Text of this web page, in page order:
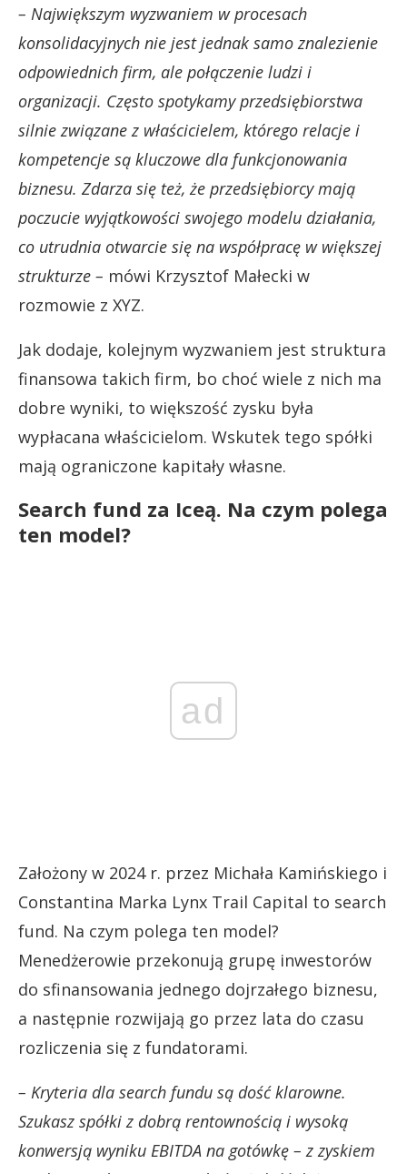
– Największym wyzwaniem w procesach
konsolidacyjnych nie jest jednak samo znalezienie
odpowiednich firm, ale połączenie ludzi i
organizacji. Często spotykamy przedsiębiorstwa
silnie związane z właścicielem, którego relacje i
kompetencje są kluczowe dla funkcjonowania
biznesu. Zdarza się też, że przedsiębiorcy mają
poczucie wyjątkowości swojego modelu działania,
co utrudnia otwarcie się na współpracę w większej
strukturze – mówi Krzysztof Małecki w
rozmowie z XYZ.
Jak dodaje, kolejnym wyzwaniem jest struktura
finansowa takich firm, bo choć wiele z nich ma
dobre wyniki, to większość zysku była
wypłacana właścicielom. Wskutek tego spółki
mają ograniczone kapitały własne.
Search fund za Iceą. Na czym polega
ten model?
ad
Założony w 2024 r. przez Michała Kamińskiego i
Constantina Marka Lynx Trail Capital to search
fund. Na czym polega ten model?
Menedżerowie przekonują grupę inwestorów
do sfinansowania jednego dojrzałego biznesu,
a następnie rozwijają go przez lata do czasu
rozliczenia się z fundatorami.
– Kryteria dla search fundu są dość klarowne.
Szukasz spółki z dobrą rentownością i wysoką
konwersją wyniku EBITDA na gotówkę – z zyskiem